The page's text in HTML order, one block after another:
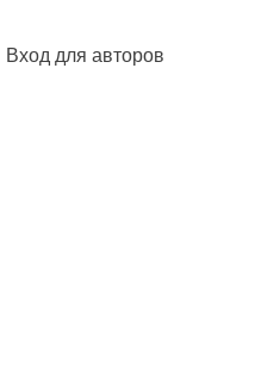
Вход для авторов